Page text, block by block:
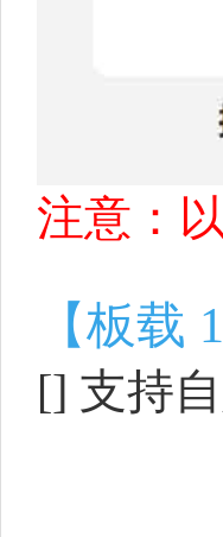
注意：
【板载
[] 支持